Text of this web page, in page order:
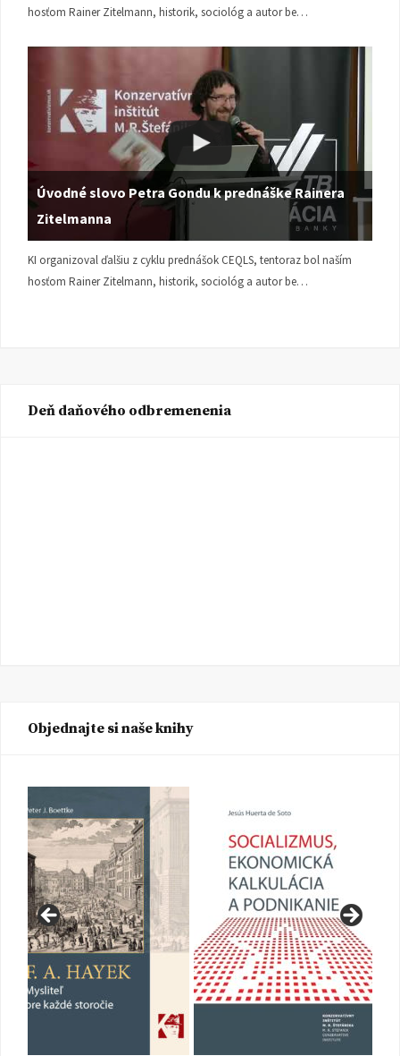
hosťom Rainer Zitelmann, historik, sociológ a autor be…
Úvodné slovo Petra Gondu k prednáške Rainera
Zitelmanna
KI organizoval ďalšiu z cyklu prednášok CEQLS, tentoraz bol naším
hosťom Rainer Zitelmann, historik, sociológ a autor be…
Deň daňového odbremenenia
Objednajte si naše knihy